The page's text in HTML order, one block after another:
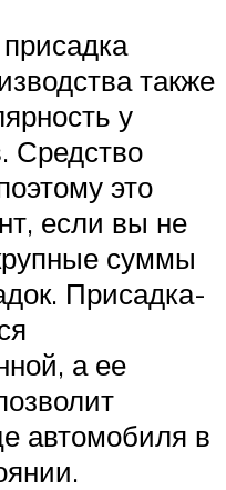
также
у
Средство
это
если вы не
суммы
Присадка-
а ее
автомобиля в